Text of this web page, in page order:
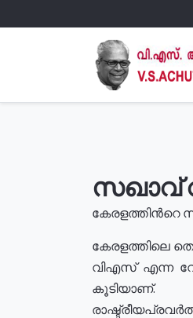
സഖാവ്
കേരളത്തിൻറെ
കേരളത്തിലെ
വിഎസ് എന്ന
കൂടിയാണ്.